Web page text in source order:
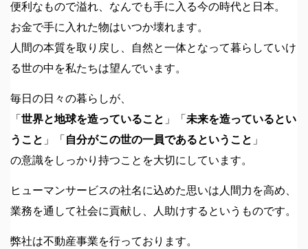
便利なもので溢れ、なんでも手に入る今の時代と日本。
お金で手に入れた物はいつか壊れます。
人間の本質を取り戻し、自然と一体となって暮らしていけ
る世の中を私たちは望んでいます。
毎日の日々の暮らしが、
「 世界と地球を造っていること 」「 未来を造っているとい
うこと 」「 自分がこの世の一員であるということ 」
の意識をしっかり持つことを大切にしています。
ヒューマンサービスの社名に込めた思いは人間力を高め、
業務を通して社会に貢献し、人助けするというものです。
弊社は不動産事業を行っております。